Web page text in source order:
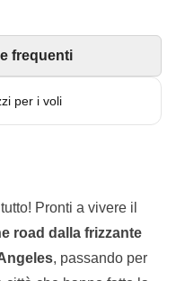
per i voli
frequenti
Pronti a vivere il
road dalla frizzante
, passando per